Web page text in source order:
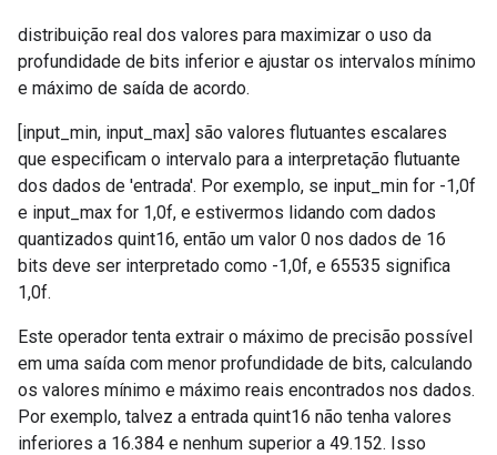
distribuição real dos valores para maximizar o uso da
profundidade de bits inferior e ajustar os intervalos mínimo
e máximo de saída de acordo.
[input_min, input_max] são valores flutuantes escalares
que especificam o intervalo para a interpretação flutuante
dos dados de 'entrada'. Por exemplo, se input_min for -1,0f
e input_max for 1,0f, e estivermos lidando com dados
quantizados quint16, então um valor 0 nos dados de 16
bits deve ser interpretado como -1,0f, e 65535 significa
1,0f.
Este operador tenta extrair o máximo de precisão possível
em uma saída com menor profundidade de bits, calculando
os valores mínimo e máximo reais encontrados nos dados.
Por exemplo, talvez a entrada quint16 não tenha valores
inferiores a 16.384 e nenhum superior a 49.152. Isso